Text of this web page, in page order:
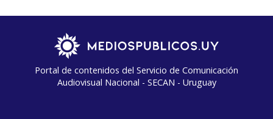
Portal de contenidos del Servicio de Comunicación
Audiovisual Nacional - SECAN - Uruguay